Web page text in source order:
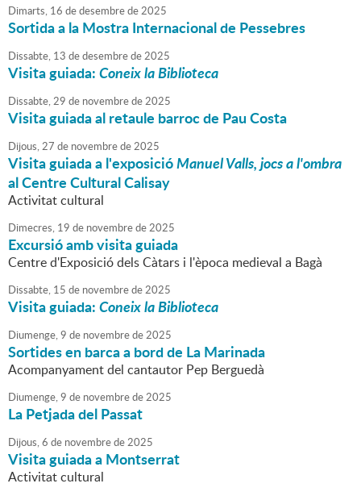
Dimarts, 16 dedesembrede2025
Sortida a la Mostra Internacional de Pessebres
Dissabte, 13 dedesembrede2025
Visita guiada:Coneix la Biblioteca
Dissabte,29 de novembrede2025
Visita guiada al retaule barroc de Pau Costa
Dijous,27 de novembrede2025
Visita guiada a l'exposicióManuel Valls, jocs a l'ombra
al Centre Cultural Calisay
Activitat cultural
Dimecres, 19 de novembrede2025
Excursió amb visita guiada
Centre d'Exposició dels Càtars i l'època medieval a Bagà
Dissabte, 15 de novembrede2025
Visita guiada:Coneix la Biblioteca
Diumenge,9 de novembrede2025
Sortides en barca a bord de La Marinada
Acompanyament del cantautor Pep Berguedà
Diumenge,9 de novembrede2025
La Petjada del Passat
Dijous,6 de novembrede2025
Visita guiada a Montserrat
Activitat cultural